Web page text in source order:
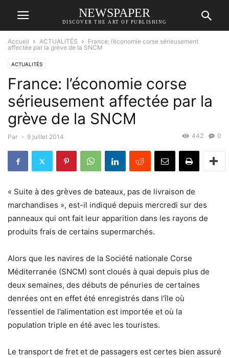
NEWSPAPER
DISCOVER THE ART OF PUBLISHING
Accueil ACTUALITÉS
France: l’économie corse sérieusement
affectée par la grève de la SNCM
ACTUALITÉS
France: l’économie corse
sérieusement affectée par la
grève de la SNCM
Par - 9 juillet 2014 0
442
« Suite à des grèves de bateaux, pas de livraison de
marchandises », est-il indiqué depuis mercredi sur des
panneaux qui ont fait leur apparition dans les rayons de
produits frais de certains supermarchés.
Alors que les navires de la Société nationale Corse
Méditerranée (SNCM) sont cloués à quai depuis plus de
deux semaines, des débuts de pénuries de certaines
denrées ont en effet été enregistrés dans l’île où
l’essentiel de l’alimentation est importée et où la
population triple en été avec les touristes.
Le transport de fret et de passagers est certes bien assuré